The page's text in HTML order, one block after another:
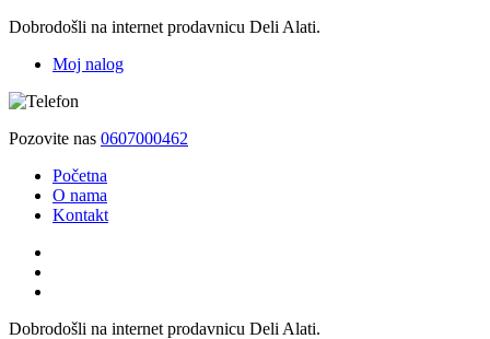
Dobrodošli na internet prodavnicu Deli Alati.
Moj nalog
Pozovite nas 0607000462
Početna
O nama
Kontakt
Dobrodošli na internet prodavnicu Deli Alati.